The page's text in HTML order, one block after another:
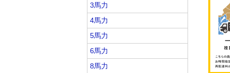
3馬力
4馬力
5馬力
6馬力
8馬力